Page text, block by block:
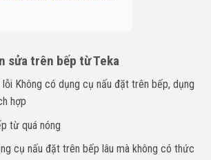
sửa trên bếp từ Teka
lỗi Không có dụng cụ nấu đặt trên bếp, dụng
hợp
từ quá nóng
cụ nấu đặt trên bếp lâu mà không có thức